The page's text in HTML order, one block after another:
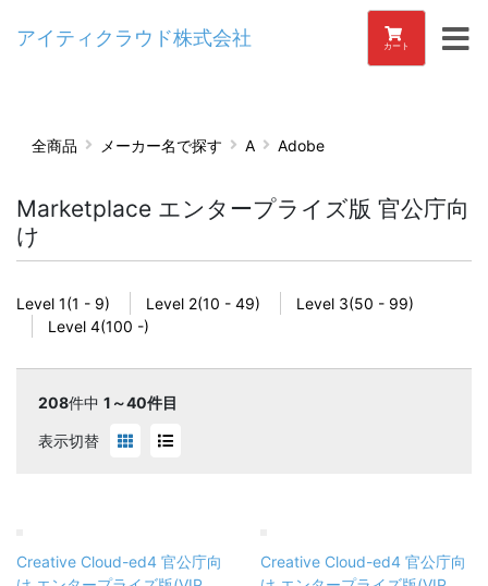
アイティクラウド株式会社 カート
全商品 メーカー名で探す A Adobe
Marketplace エンタープライズ版 官公庁向
け
Level 1(1 - 9) Level 2(10 - 49)
Level 3(50 - 99)
Level 4(100 -)
208件中 1～40件目
表示切替
Creative Cloud-ed4 官公庁向
Creative Cloud-ed4 官公庁向